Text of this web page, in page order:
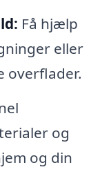
Få hjælp
eller
overflader.
og
og din